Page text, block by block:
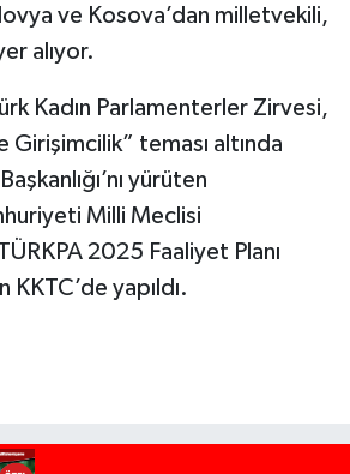
ve Kosova’dan milletvekili,
alıyor.
Kadın Parlamenterler Zirvesi,
Girişimcilik” teması altında
yürüten
Milli Meclisi
2025 Faaliyet Planı
yapıldı.